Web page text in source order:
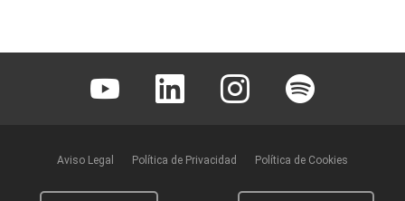
Linkedin Instagram Spotify
Aviso Legal Política de Privacidad Política de Cookies